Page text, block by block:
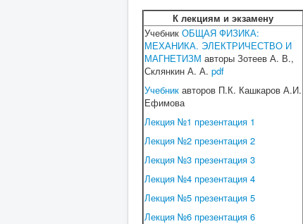
К лекциям и экзамену
Учебник ОБЩАЯ ФИЗИКА:
МЕХАНИКА. ЭЛЕКТРИЧЕСТВО И
МАГНЕТИЗМ авторы Зотеев А. В.,
Склянкин А. А. pdf
Учебник авторов П.К. Кашкаров А.И.
Ефимова
Лекция №1 презентация 1
Лекция №2 презентация 2
Лекция №3 презентация 3
Лекция №4 презентация 4
Лекция №5 презентация 5
Лекция №6 презентация 6